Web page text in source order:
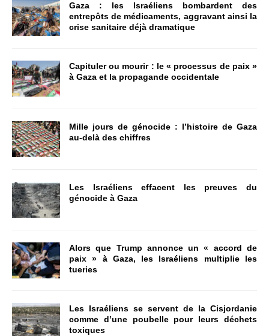
Gaza : les Israéliens bombardent des
entrepôts de médicaments, aggravant ainsi la
crise sanitaire déjà dramatique
Capituler ou mourir : le « processus de paix »
à Gaza et la propagande occidentale
Mille jours de génocide : l’histoire de Gaza
au-delà des chiffres
Les Israéliens effacent les preuves du
génocide à Gaza
Alors que Trump annonce un « accord de
paix » à Gaza, les Israéliens multiplie les
tueries
Les Israéliens se servent de la Cisjordanie
comme d’une poubelle pour leurs déchets
toxiques